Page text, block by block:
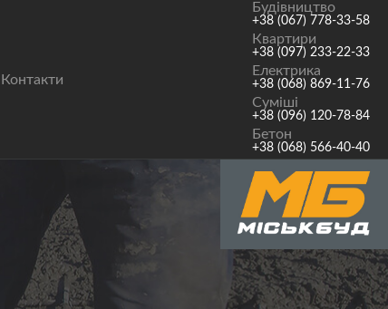
Контакти
Будівництво
+38 (067) 778-33-58
Квартири
+38 (097) 233-22-33
Електрика
+38 (068) 869-11-76
Суміші
+38 (096) 120-78-84
Бетон
+38 (068) 566-40-40